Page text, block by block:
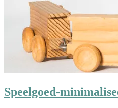
Speelgoed-